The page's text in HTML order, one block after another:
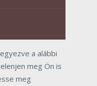
a alábbi
meg Ön is
meg